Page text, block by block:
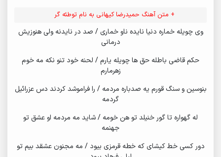
+ متن آهنگ حمیدرضا کیهانی به نام توطئه گر
وی چویله خماره دنیا نایده ناو خماری / صد در نایدنه ولی هنوزیش
درمانی
حکم قاضی باطله حق ها چویله یارم / لحنه خود تنو نکه مه خوم
زهرمارم
بنوسین و سنگ قورم یه صدباره مردمه / را فراموشد کردند دس عزرائیل
گردمه
له گهواره تا گور خنیلد تو هن خومه / شاید مه مردمه او عشق تو
جهنمه
دور کسی خط کیشای که خطه قرمزی بیود / مه مجنون عشقد بیم تو